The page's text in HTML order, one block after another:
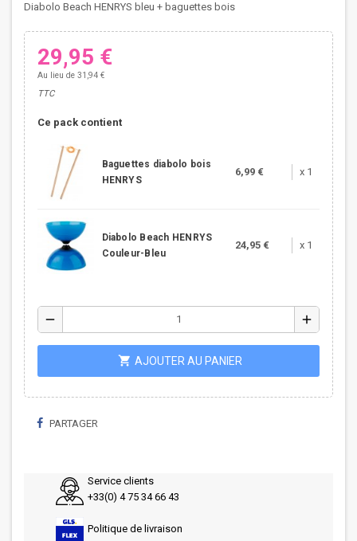
Diabolo Beach HENRYS bleu + baguettes bois
29,95 €
Au lieu de 31,94 €
TTC
Ce pack contient
Baguettes diabolo bois
HENRYS
6,99 € x 1
Diabolo Beach HENRYS
Couleur-Bleu
24,95 € x 1
remove add
shopping_cart AJOUTER AU PANIER
PARTAGER
Service clients
+33(0) 4 75 34 66 43
Politique de livraison